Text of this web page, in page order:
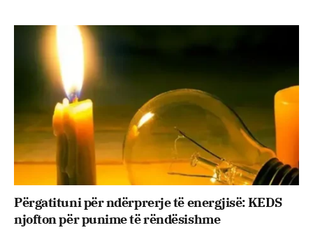
Përgatituni për ndërprerje të energjisë: KEDS
njofton për punime të rëndësishme